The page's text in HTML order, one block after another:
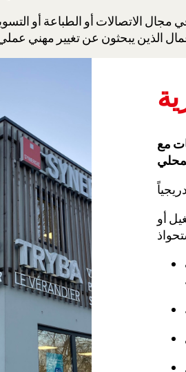
الاتصالات أو الطباعة أو
مع
أو